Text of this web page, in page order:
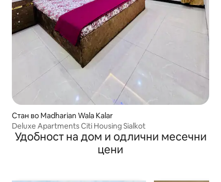
Стан во Madharian Wala Kalar
Deluxe Apartments Citi Housing Sialkot
Удобност на дом и одлични месечни
цени